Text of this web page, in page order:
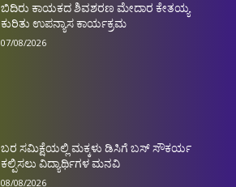
ಬಿದಿರು ಕಾಯಕದ ಶಿವಶರಣ ಮೇದಾರ ಕೇತಯ್ಯ
ಕುರಿತು ಉಪನ್ಯಾಸ ಕಾರ್ಯಕ್ರಮ
07/08/2026
ಬರ ಸಮಿಕ್ಷೆಯಲ್ಲಿ ಮಕ್ಕಳು ಡಿಸಿಗೆ ಬಸ್ ಸೌಕರ್ಯ
ಕಲ್ಪಿಸಲು ವಿದ್ಯಾರ್ಥಿಗಳ ಮನವಿ
08/08/2026